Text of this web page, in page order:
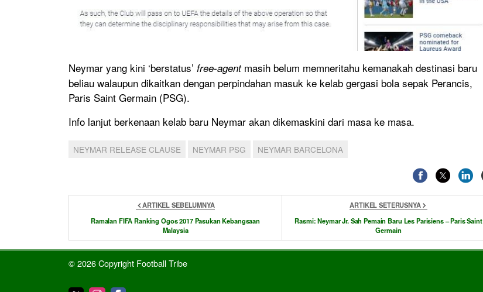
Neymar yang kini ‘berstatus’ free-agent masih belum memneritahu kemanakah destinasi baru
beliau walaupun dikaitkan dengan perpindahan masuk ke kelab gergasi bola sepak Perancis,
Paris Saint Germain (PSG).
Info lanjut berkenaan kelab baru Neymar akan dikemaskini dari masa ke masa.
NEYMAR RELEASE CLAUSE NEYMAR PSG NEYMAR BARCELONA
ARTIKEL SEBELUMNYA
Ramalan FIFA Ranking Ogos 2017 Pasukan Kebangsaan
Malaysia
ARTIKEL SETERUSNYA
Rasmi: Neymar Jr. Sah Pemain Baru Les Parisiens – Paris Saint
Germain
© 2026 Copyright Football Tribe